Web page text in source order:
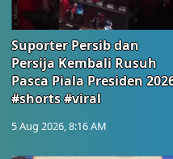
Suporter Persib dan
Persija Kembali Rusuh
Pasca Piala Presiden
#shorts #viral
5 Aug 2026, 8:16 AM